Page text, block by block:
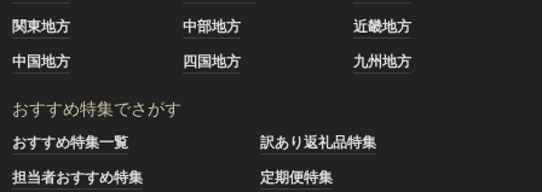
関東地方
中部地方
近畿地方
中国地方
四国地方 九州地方
おすすめ特集でさがす
おすすめ特集一覧
訳あり返礼品特集
担当者おすすめ特集
定期便特集